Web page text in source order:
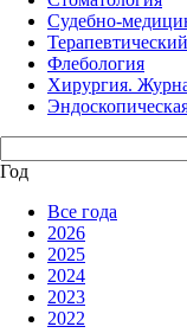
Судебно-
Флебология
Хирургия.
Год
Все года
2026
2025
2024
2023
2022